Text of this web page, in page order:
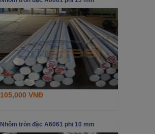
105,000 VNĐ
Nhôm tròn đặc A6061 phi 10 mm